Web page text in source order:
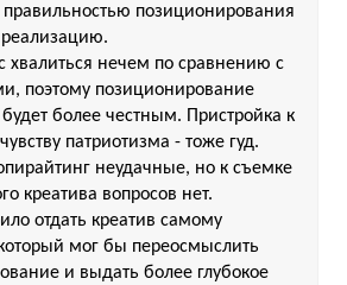
правильностью позиционирования
хвалиться нечем по сравнению с
поэтому позиционирование
более честным. Пристройка к
патриотизма - тоже гуд.
неудачные, но к съемке
креатива вопросов нет.
отдать креатив самому
мог бы переосмыслить
и выдать более глубокое